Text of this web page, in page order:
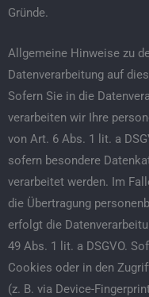
Gründe.
Allgemeine Hinweise zu
Datenverarbeitung auf
Sofern Sie in die
verarbeiten wir Ihre
von Art. 6 Abs. 1 lit. a
sofern besondere
verarbeitet werden. Im
die Übertragung
erfolgt die
49 Abs. 1 lit. a DSGVO.
Cookies oder in den
(z. B. via Device-